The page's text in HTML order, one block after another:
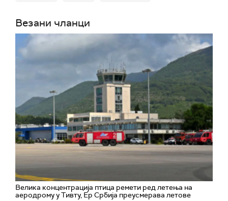
Везани чланци
Велика концентрација птица ремети ред летења на
аеродрому у Тивту, Ер Србија преусмерава летове